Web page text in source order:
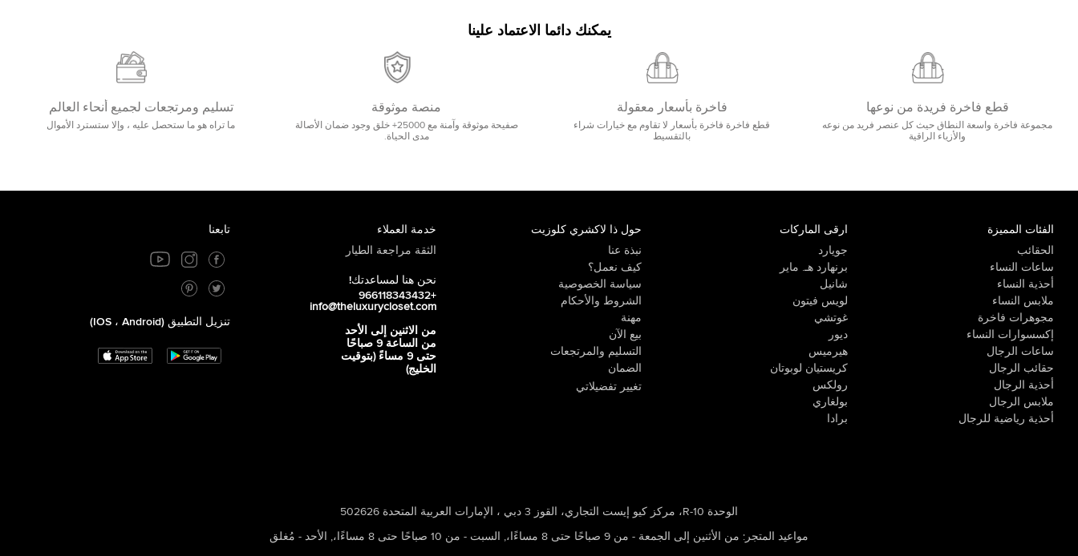
يمكنك دائما الاعتماد علينا
قطع فاخرة فريدة من نوعها
مجموعة فاخرة واسعة النطاق حيث كل عنصر فريد من نوعه
والأزياء الراقية
فاخرة بأسعار معقولة
قطع فاخرة فاخرة بأسعار لا تقاوم مع خيارات شراء
بالتقسيط
منصة موثوقة
صفيحة موثوقة وآمنة مع 25000+ خلق وجود ضمان الأصالة
مدى الحياة.
تسليم ومرتجعات لجميع أنحاء العالم
ما تراه هو ما ستحصل عليه ، وإلا ستسترد الأموال
الفئات المميزة
الحقائب
ساعات النساء
أحذية النساء
ملابس النساء
مجوهرات فاخرة
إكسسوارات النساء
ساعات الرجال
حقائب الرجال
أحذية الرجال
ملابس الرجال
أحذية رياضية للرجال
ارقى الماركات
جويارد
برنهارد هـ. ماير
شانيل
لويس فيتون
غوتشي
ديور
هيرميس
كريستيان لوبوتان
رولكس
بولغاري
برادا
حول ذا لاكشري كلوزيت
نبذة عنا
كيف نعمل؟
سياسة الخصوصية
الشروط والأحكام
مهنة
بيع الآن
التسليم والمرتجعات
الضمان
تغيير تفضيلاتي
خدمة العملاء
الثقة مراجعة الطيار
نحن هنا لمساعدتك!
+966118343432
info@theluxurycloset.com
من الاثنين إلى الأحد
من الساعة 9 صباحًا
حتى 9 مساءً (بتوقيت
الخليج)
تابعنا
تنزيل التطبيق (iOS ، Android)
الوحدة R-10، مركز كيو إيست التجاري، القوز 3 دبي ، الإمارات العربية المتحدة 502626
مواعيد المتجر : من الأثنين إلى الجمعة - من 9 صباحًا حتى 8 مساءًا، , السبت - من 10 صباحًا حتى 8 مساءًا، , الأحد - مُغلق